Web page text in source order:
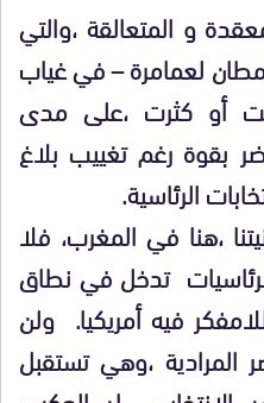
و المتعالقة ،والتي
لعمامرة – في غياب
أو كثرت ،على مدى
بقوة رغم تغييب بلاغ
الرئاسية.
،هنا في المغرب، فلا
تدخل في نطاق
فيه أمريكيا. ولن
المرادية ،وهي تستقبل